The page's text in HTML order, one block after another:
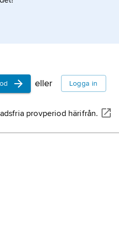
eller Logga in
provperiod härifrån.